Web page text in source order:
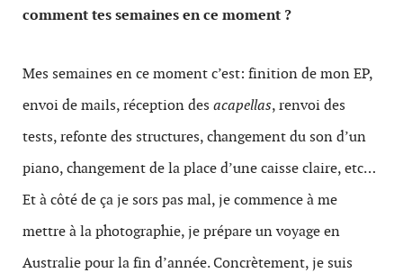
comment tes semaines en ce moment ?
Mes semaines en ce moment c’est: finition de mon EP,
envoi de mails, réception des acapellas, renvoi des
tests, refonte des structures, changement du son d’un
piano, changement de la place d’une caisse claire, etc…
Et à côté de ça je sors pas mal, je commence à me
mettre à la photographie, je prépare un voyage en
Australie pour la fin d’année. Concrètement, je suis